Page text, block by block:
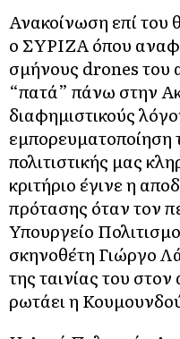
Ανακοίνωση επί του
ο ΣΥΡΙΖΑ όπου
σμήνους drones του
“πατά” πάνω στην
διαφημιστικούς
εμπορευματοποίηση
πολιτιστικής μας
κριτήριο έγινε η
πρότασης όταν τον
Υπουργείο
σκηνοθέτη Γιώργο
της ταινίας του
ρωτάει η